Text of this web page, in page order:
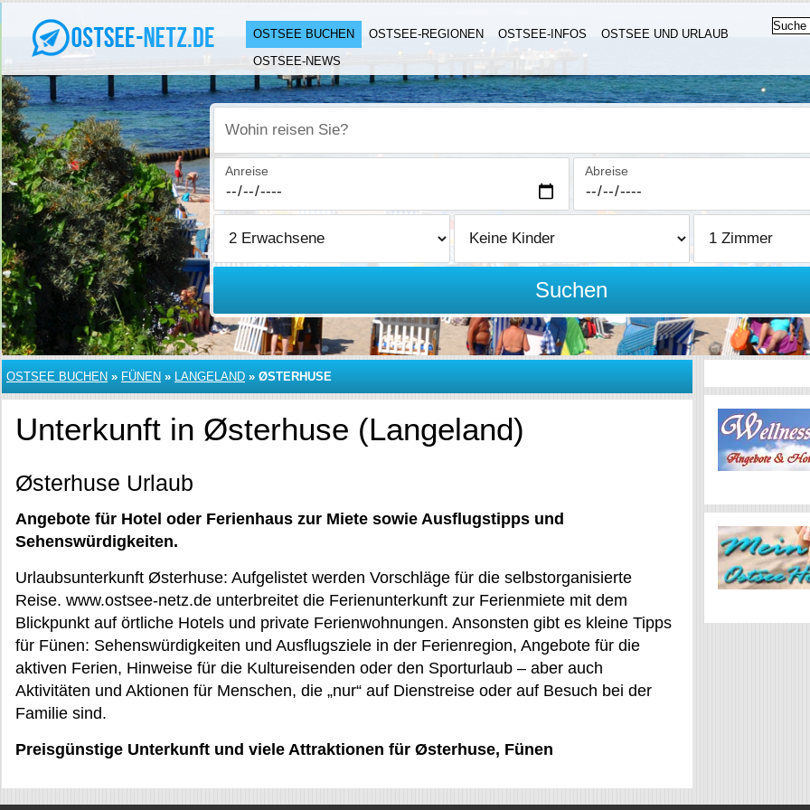
OSTSEE BUCHEN OSTSEE-REGIONEN OSTSEE-INFOS
OSTSEE UND URLAUB
OSTSEE-NEWS
Wohin reisen Sie?
Anreise Abreise
Suchen
OSTSEE BUCHEN » FÜNEN » LANGELAND » ØSTERHUSE
Unterkunft in Østerhuse (Langeland)
Østerhuse Urlaub
Angebote für Hotel oder Ferienhaus zur Miete sowie Ausflugstipps und
Sehenswürdigkeiten.
Urlaubsunterkunft Østerhuse: Aufgelistet werden Vorschläge für die selbstorganisierte
Reise. www.ostsee-netz.de unterbreitet die Ferienunterkunft zur Ferienmiete mit dem
Blickpunkt auf örtliche Hotels und private Ferienwohnungen. Ansonsten gibt es kleine Tipps
für Fünen: Sehenswürdigkeiten und Ausflugsziele in der Ferienregion, Angebote für die
aktiven Ferien, Hinweise für die Kultureisenden oder den Sporturlaub – aber auch
Aktivitäten und Aktionen für Menschen, die „nur“ auf Dienstreise oder auf Besuch bei der
Familie sind.
Preisgünstige Unterkunft und viele Attraktionen für Østerhuse, Fünen